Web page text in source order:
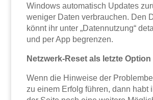
Windows automatisch Updates
weniger Daten verbrauchen. Den
könnt ihr unter „Datennutzung“
und per App begrenzen.
Netzwerk-Reset als letzte Option
Wenn die Hinweise der
zu einem Erfolg führen, dann habt